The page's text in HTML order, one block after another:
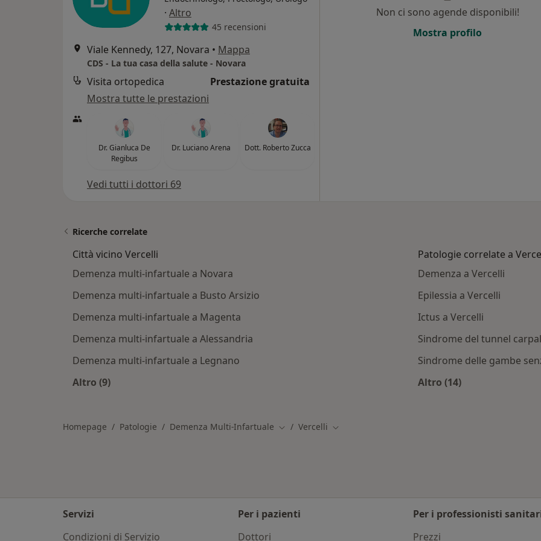
· Altro
45 recensioni
Viale Kennedy, 127, Novara • Mappa
CDS - La tua casa della salute - Novara
Visita ortopedica
Prestazione gratuita
Mostra tutte le prestazioni
Dr. Gianluca De
Regibus
Dr. Luciano Arena Dott. Roberto Zucca
Vedi tutti i dottori 69
Non ci sono agende disponibili!
Mostra profilo
Ricerche correlate
Città vicino Vercelli
Demenza multi-infartuale a Novara
Demenza multi-infartuale a Busto Arsizio
Demenza multi-infartuale a Magenta
Demenza multi-infartuale a Alessandria
Demenza multi-infartuale a Legnano
Altro (9)
Patologie correlate a
Demenza a Vercelli
Epilessia a Vercelli
Ictus a Vercelli
Sindrome del tunnel
Sindrome delle gambe
Altro (14)
Homepage Patologie Demenza Multi-Infartuale Cambia città
Vercelli Cambia città
Servizi
Condizioni di Servizio
Per i pazienti
Dottori
Per i professionisti
Prezzi